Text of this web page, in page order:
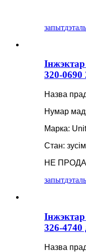
запытдэталь
320-0690
Назва
Нумар
Марка:
Стан:
НЕ
запытдэталь
326-4740
Назва